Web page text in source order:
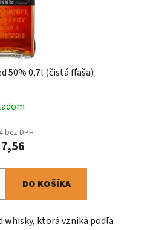
50% 0,7l (čistá fľaša)
bez DPH
DO KOŠÍKA
whisky, ktorá vzniká podľa